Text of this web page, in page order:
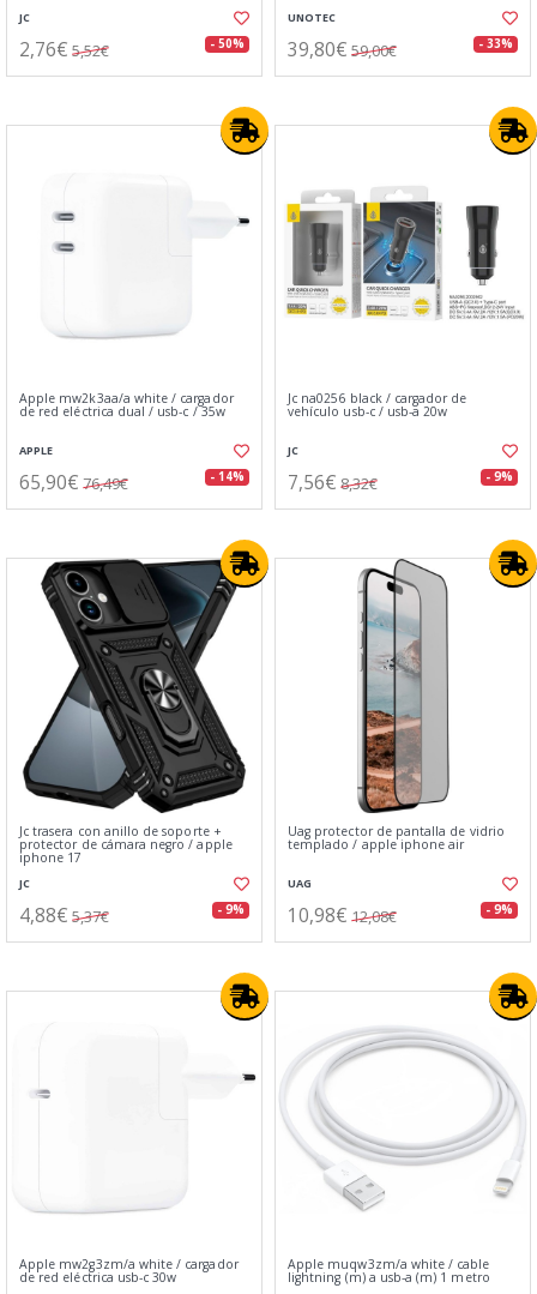
JC
2,76€ 5,52€ - 50%
UNOTEC
39,80€ 59,00€ - 33%
Apple mw2k3aa/a white / cargador
de red eléctrica dual / usb-c / 35w
APPLE
65,90€ 76,49€ - 14%
Jc na0256 black / cargador de
vehículo usb-c / usb-a 20w
JC
7,56€ 8,32€ - 9%
Jc trasera con anillo de soporte +
protector de cámara negro / apple
iphone 17
JC
4,88€ 5,37€ - 9%
Uag protector de pantalla de vidrio
templado / apple iphone air
UAG
10,98€ 12,08€ - 9%
Apple mw2g3zm/a white / cargador
de red eléctrica usb-c 30w
Apple muqw3zm/a white / cable
lightning (m) a usb-a (m) 1 metro